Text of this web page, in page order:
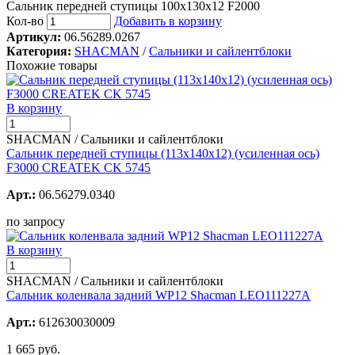
Сальник передней ступицы 100х130х12 F2000
Кол-во
Добавить в корзину
Артикул: 06.56289.0267
Категория: SHACMAN /Сальники и сайлентблоки
Похожие товары
В корзину
SHACMAN / Сальники и сайлентблоки
Сальник передней ступицы (113x140x12) (усиленная ось)
F3000 CREATEK CK 5745
Арт.: 06.56279.0340
по запросу
В корзину
SHACMAN / Сальники и сайлентблоки
Сальник коленвала задний WP12 Shacman LEO111227A
Арт.: 612630030009
1 665 руб.